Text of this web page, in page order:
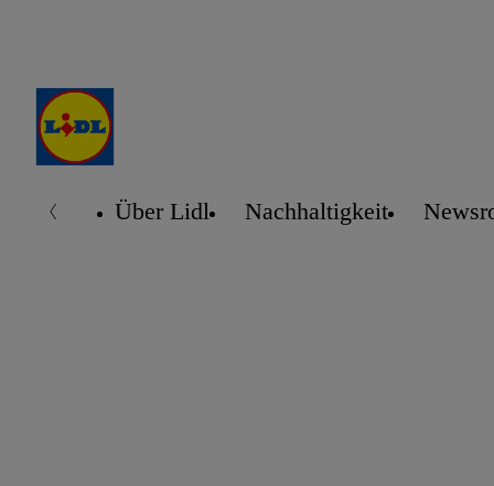
Über Lidl Nachhaltigkeit